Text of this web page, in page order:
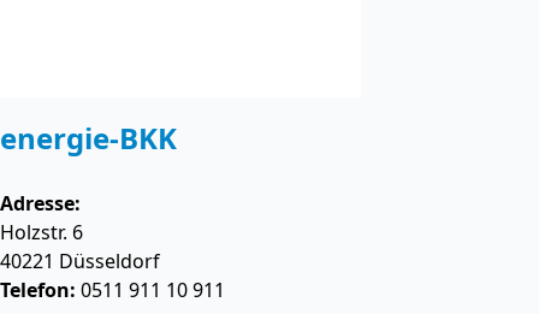
energie-BKK
Adresse:
Holzstr. 6
40221 Düsseldorf
Telefon: 0511 911 10 911